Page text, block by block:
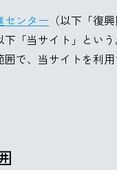
センター （以下「復
「当サイト」とい
で、当サイトを利